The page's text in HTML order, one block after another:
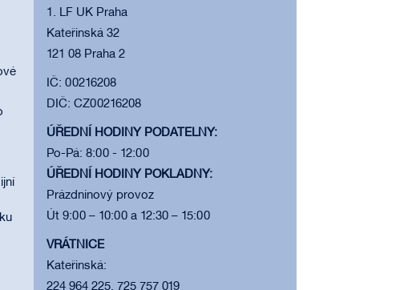
1. LF UK Praha
Kateřinská 32
121 08 Praha 2
IČ: 00216208
DIČ: CZ00216208
ÚŘEDNÍ HODINY PODATELNY:
Po-Pá: 8:00 - 12:00
ÚŘEDNÍ HODINY POKLADNY:
Prázdninový provoz
Út 9:00 – 10:00 a 12:30 – 15:00
VRÁTNICE
Kateřinská:
224 964 225, 725 757 019